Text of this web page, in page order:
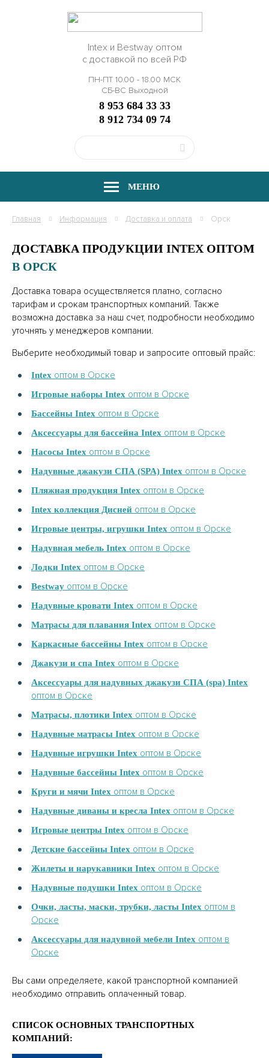
Intex и Bestway оптом
с доставкой по всей РФ
ПН-ПТ 10.00 - 18.00 МСК
СБ-ВС Выходной
8 953 684 33 33
8 912 734 09 74
МЕНЮ
Главная Информация Доставка и оплата Орск
ДОСТАВКА ПРОДУКЦИИ INTEX ОПТОМ
В ОРСК
Доставка товара осуществляется платно, согласно
тарифам и срокам транспортных компаний. Также
возможна доставка за наш счет, подробности необходимо
уточнять у менеджеров компании.
Выберите необходимый товар и запросите оптовый прайс:
Intex оптом в Орске
Игровые наборы Intex оптом в Орске
Бассейны Intex оптом в Орске
Аксессуары для бассейна Intex оптом в Орске
Насосы Intex оптом в Орске
Надувные джакузи СПА (SPA) Intex оптом в Орске
Пляжная продукция Intex оптом в Орске
Intex коллекция Дисней оптом в Орске
Игровые центры, игрушки Intex оптом в Орске
Надувная мебель Intex оптом в Орске
Лодки Intex оптом в Орске
Bestway оптом в Орске
Надувные кровати Intex оптом в Орске
Матрасы для плавания Intex оптом в Орске
Каркасные бассейны Intex оптом в Орске
Джакузи и спа Intex оптом в Орске
Аксессуары для надувных джакузи СПА (spa) Intex
оптом в Орске
Матрасы, плотики Intex оптом в Орске
Надувные матрасы Intex оптом в Орске
Надувные игрушки Intex оптом в Орске
Надувные бассейны Intex оптом в Орске
Круги и мячи Intex оптом в Орске
Надувные диваны и кресла Intex оптом в Орске
Игровые центры Intex оптом в Орске
Детские бассейны Intex оптом в Орске
Жилеты и нарукавники Intex оптом в Орске
Надувные подушки Intex оптом в Орске
Очки, ласты, маски, трубки, ласты Intex оптом в
Орске
Аксессуары для надувной мебели Intex оптом в
Орске
Вы сами определяете, какой транспортной компанией
необходимо отправить оплаченный товар.
СПИСОК ОСНОВНЫХ ТРАНСПОРТНЫХ
КОМПАНИЙ: